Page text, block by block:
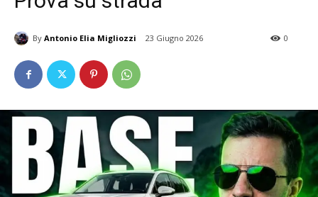
By Antonio Elia Migliozzi 23 Giugno 2026 0